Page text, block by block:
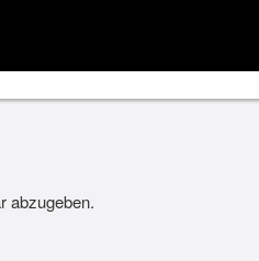
abzugeben.